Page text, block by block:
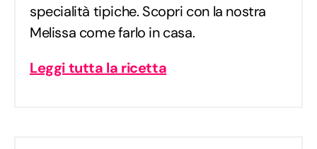
specialità tipiche. Scopri con la nostra
Melissa come farlo in casa.
Leggi tutta la ricetta